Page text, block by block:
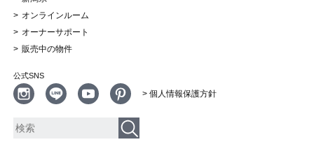
オンラインルーム
オーナーサポート
販売中の物件
公式SNS
> 個人情報保護方針